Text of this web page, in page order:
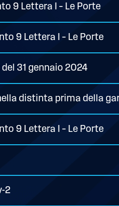
9 Lettera I – Le Porte
9 Lettera I – Le Porte
31 gennaio 2024
distinta prima della
9 Lettera I – Le Porte
2